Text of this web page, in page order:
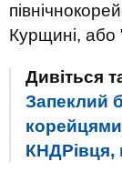
Курщині,
Дивіться
Запеклий
корейцями
КНДРівця,